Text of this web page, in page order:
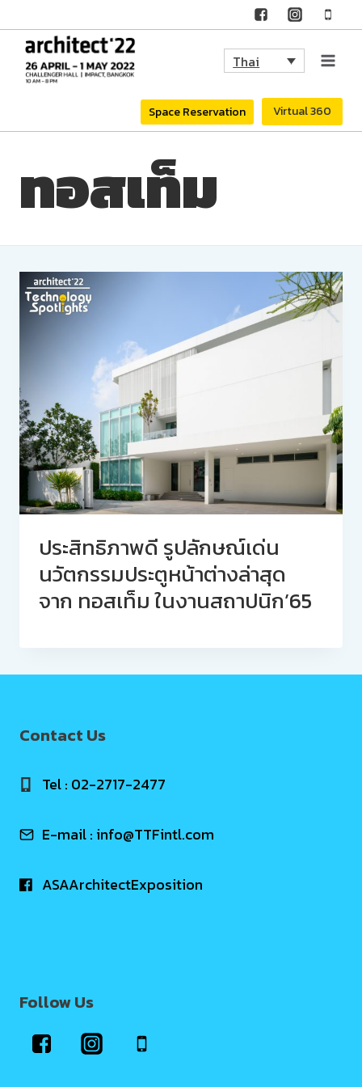
content
Thai
Space Reservation Virtual 360
ทอสเท็ม
ประสิทธิภาพดี รูปลักษณ์เด่น
นวัตกรรมประตูหน้าต่างล่าสุด
จาก ทอสเท็ม ในงานสถาปนิก’65
Contact Us
Tel : 02-2717-2477
E-mail : info@TTFintl.com
ASAArchitectExposition
Follow Us